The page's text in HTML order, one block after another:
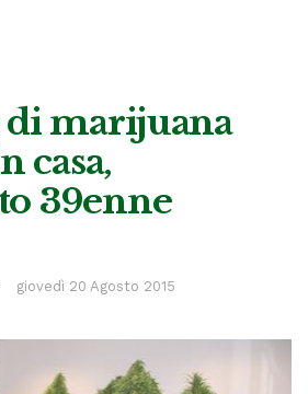
marijuana
casa,
39enne
giovedì 20 Agosto 2015